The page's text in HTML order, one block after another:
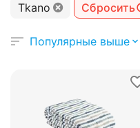
Tkano Сбросить
Популярные выше